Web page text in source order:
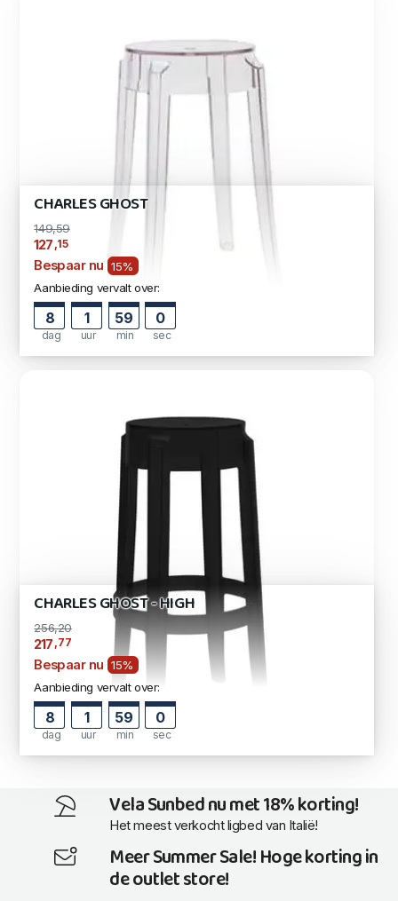
CHARLES GHOST
149,59
127 ,15
Bespaar nu 15%
Aanbieding vervalt over:
8
dag
1
uur
58
min
59
sec
CHARLES GHOST - HIGH
256,20
217 ,77
Bespaar nu 15%
Aanbieding vervalt over:
8
dag
1
uur
58
min
59
sec
Vela Sunbed nu met 18% korting!
Het meest verkocht ligbed van Italië!
Meer Summer Sale! Hoge korting in
de outlet store!